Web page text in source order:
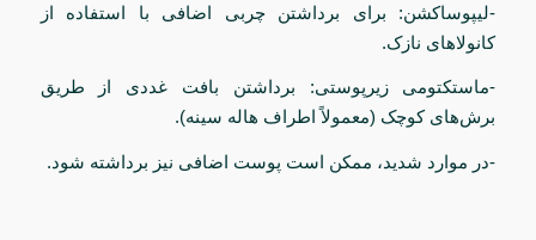
-لیپوساکشن: برای برداشتن چربی اضافی با استفاده از
کانولاهای نازک.
-ماستکتومی زیرپوستی: برداشتن بافت غددی از طریق
برش‌های کوچک (معمولاً اطراف هاله سینه).
-در موارد شدید، ممکن است پوست اضافی نیز برداشته شود.